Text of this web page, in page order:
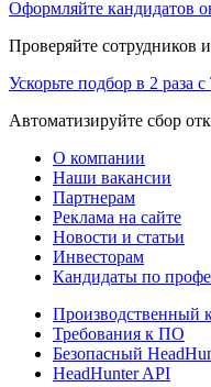
Оформляйте кандидатов
Проверяйте сотрудников
Ускорьте подбор в 2 раза
Автоматизируйте сбор
О компании
Наши вакансии
Партнерам
Реклама на сайте
Новости и статьи
Инвесторам
Кандидаты по
Производственный
Требования к ПО
Безопасный
HeadHunter API